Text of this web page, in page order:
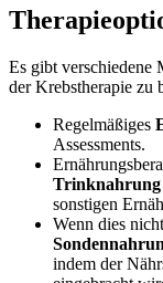
Es gibt verschiedene
der Krebstherapie zu
Regelmäßiges
Assessments.
Trinknahrung
sonstigen
Wenn dies
indem der